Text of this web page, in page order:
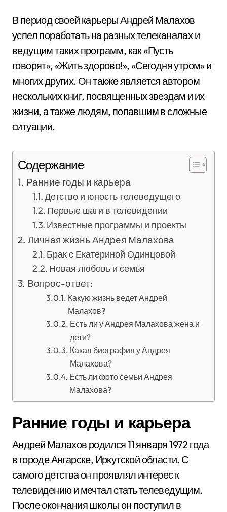
В период своей карьеры Андрей Малахов
успел поработать на разных телеканалах и
ведущим таких программ, как «Пусть
говорят», «Жить здорово!», «Сегодня утром» и
многих других. Он также является автором
нескольких книг, посвященных звездам и их
жизни, а также людям, попавшим в сложные
ситуации.
Содержание
Ранние годы и карьера
Детство и юность телеведущего
Первые шаги в телевидении
Известные программы и проекты
Личная жизнь Андрея Малахова
Брак с Екатериной Одинцовой
Новая любовь и семья
Вопрос-ответ:
Какую жизнь ведет Андрей
Малахов?
Есть ли у Андрея Малахова жена и
дети?
Какая биография у Андрея
Малахова?
Есть ли фото семьи Андрея
Малахова?
Ранние годы и карьера
Андрей Малахов родился 11 января 1972 года
в городе Ангарске, Иркутской области. С
самого детства он проявлял интерес к
телевидению и мечтал стать телеведущим.
После окончания школы он поступил в